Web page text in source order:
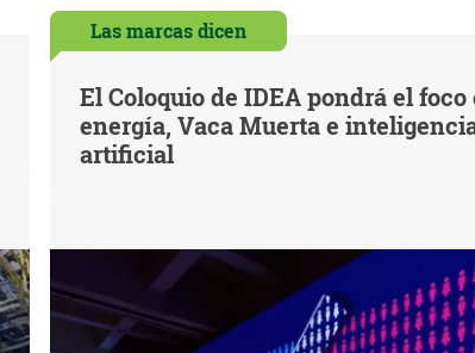
Las marcas dicen
El Coloquio de IDEA pondrá el foco
energía, Vaca Muerta e
artificial